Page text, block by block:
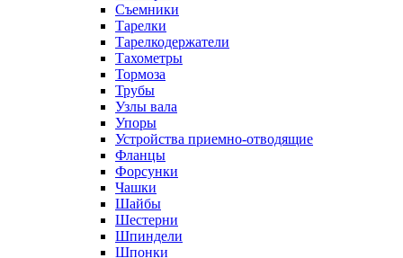
Съемники
Тарелки
Тарелкодержатели
Тахометры
Тормоза
Трубы
Узлы вала
Упоры
Устройства приемно-отводящие
Фланцы
Форсунки
Чашки
Шайбы
Шестерни
Шпиндели
Шпонки